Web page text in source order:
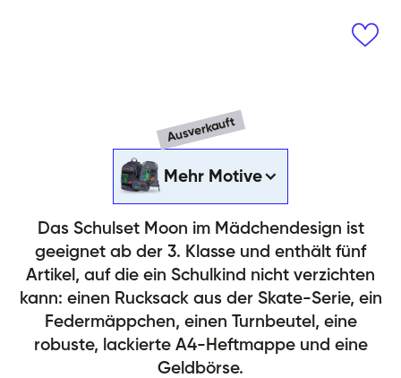
Ausverkauft
Skate Moon Rucksack-Set
Mehr Motive
Das Schulset Moon im Mädchendesign ist
geeignet ab der 3. Klasse und enthält fünf
Artikel, auf die ein Schulkind nicht verzichten
kann: einen Rucksack aus der Skate-Serie, ein
Federmäppchen, einen Turnbeutel, eine
robuste, lackierte A4-Heftmappe und eine
Geldbörse.